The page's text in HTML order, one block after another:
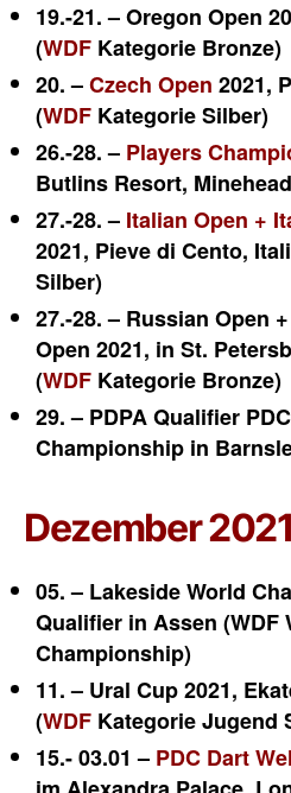
19.-21. – Oregon Open
(WDF Kategorie Bronze)
20. –Czech Open 2021,
(WDF Kategorie Silber)
26.-28. – Players
Butlins Resort,
27.-28. – Italian Open +
2021, Pieve di Cento,
Silber)
27.-28. – Russian Open
Open 2021, in St.
(WDF Kategorie Bronze)
29. – PDPA Qualifier
Championship in
Dezember 2021
05. – Lakeside World
Qualifier in Assen (WDF
Championship)
11. – Ural Cup 2021,
(WDF Kategorie Jugend
15.- 03.01 – PDC Dart